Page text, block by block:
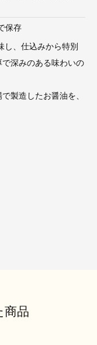
保存
し、仕込みから特別
深みのある味わいの
製造したお醤油を、
商品